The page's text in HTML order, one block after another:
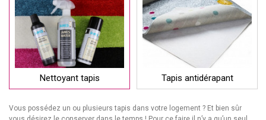
Nettoyant tapis Tapis antidérapant
Vous possédez un ou plusieurs tapis dans votre logement ? Et bien sûr